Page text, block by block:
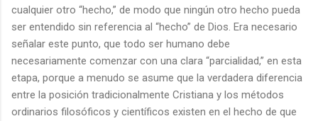
cualquier otro “hecho,” de modo que ningún otro hecho pueda
ser entendido sin referencia al “hecho” de Dios. Era necesario
señalar este punto, que todo ser humano debe
necesariamente comenzar con una clara “parcialidad,” en esta
etapa, porque a menudo se asume que la verdadera diferencia
entre la posición tradicionalmente Cristiana y los métodos
ordinarios filosóficos y científicos existen en el hecho de que